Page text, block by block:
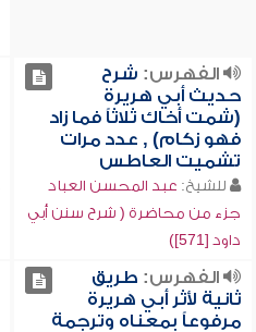
الفهرس: شرح
حديث أبي هريرة
(شمت أخاك ثلاثاً فما زاد
فهو زكام) , عدد مرات
تشميت العاطس
للشيخ: عبد المحسن العباد
جزء من محاضرة ( شرح سنن أبي
داود [571])
الفهرس: طريق
ثانية لأثر أبي هريرة
مرفوعاً بمعناه وترجمة